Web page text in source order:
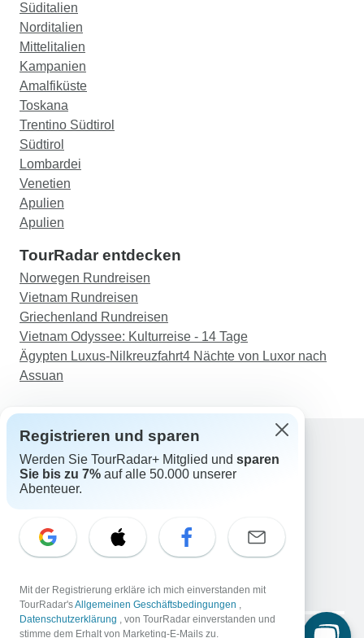
Süditalien
Norditalien
Mittelitalien
Kampanien
Amalfiküste
Toskana
Trentino Südtirol
Südtirol
Lombardei
Venetien
Apulien
Apulien
TourRadar entdecken
Norwegen Rundreisen
Vietnam Rundreisen
Griechenland Rundreisen
Vietnam Odyssee: Kulturreise - 14 Tage
Ägypten Luxus-Nilkreuzfahrt4 Nächte von Luxor nach
Assuan
Support
Kontakt
Schweiz +41 225 183 195
E-Mail: support@tourradar.com
EN DE ES FR NL
Copyright © TourRadar. Alle Rechte vorbehalten.
Registrieren und sparen
Werden Sie TourRadar+ Mitglied und sparen
Sie bis zu 7% auf alle 50.000 unserer
Abenteuer.
Mit der Registrierung erkläre ich mich einverstanden mit
TourRadar'sAllgemeinen Geschäftsbedingungen ,
Datenschutzerklärung , von TourRadar einverstanden und
stimme dem Erhalt von Marketing-E-Mails zu.